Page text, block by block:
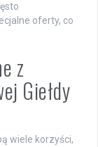
oferty, co
z
Giełdy
wiele korzyści,